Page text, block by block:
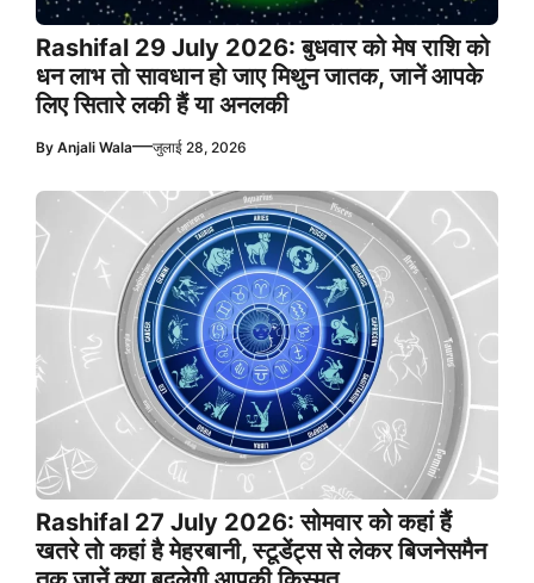
Rashifal 29 July 2026: बुधवार को मेष राशि को
धन लाभ तो सावधान हो जाए मिथुन जातक, जानें आपके
लिए सितारे लकी हैं या अनलकी
By Anjali Wala—जुलाई 28, 2026
Rashifal 27 July 2026: सोमवार को कहां हैं
खतरे तो कहां है मेहरबानी, स्टूडेंट्स से लेकर बिजनेसमैन